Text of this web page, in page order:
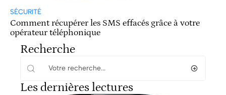
SÉCURITÉ
Comment récupérer les SMS effacés grâce à votre
opérateur téléphonique
Recherche
Les dernières lectures